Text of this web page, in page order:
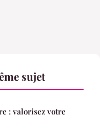
sujet
: valorisez votre